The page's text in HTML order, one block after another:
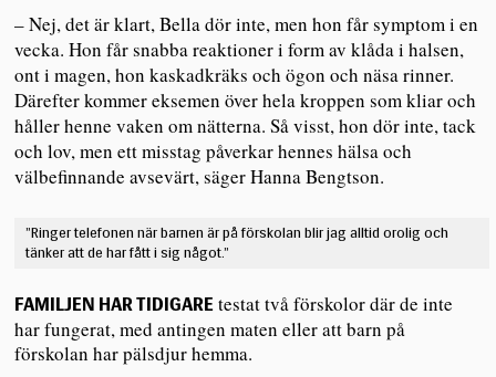
– Nej, det är klart, Bella dör inte, men hon får symptom i en
vecka. Hon får snabba reaktioner i form av klåda i halsen,
ont i magen, hon kaskadkräks och ögon och näsa rinner.
Därefter kommer eksemen över hela kroppen som kliar och
håller henne vaken om nätterna. Så visst, hon dör inte, tack
och lov, men ett misstag påverkar hennes hälsa och
välbefinnande avsevärt, säger Hanna Bengtson.
”Ringer telefonen när barnen är på förskolan blir jag alltid orolig och
tänker att de har fått i sig något.”
FAMILJEN HAR TIDIGARE testat två förskolor där de inte
har fungerat, med antingen maten eller att barn på
förskolan har pälsdjur hemma.